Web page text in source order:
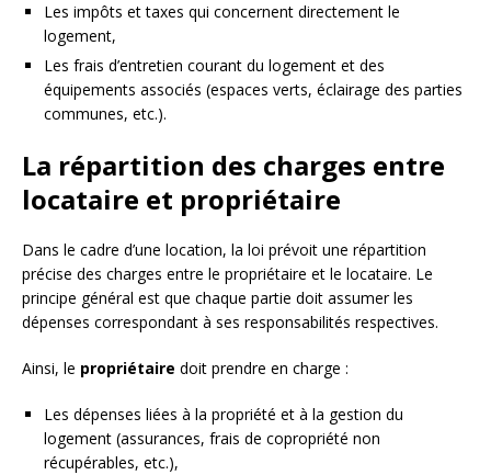
Les impôts et taxes qui concernent directement le
logement,
Les frais d’entretien courant du logement et des
équipements associés (espaces verts, éclairage des parties
communes, etc.).
La répartition des charges entre
locataire et propriétaire
Dans le cadre d’une location, la loi prévoit une répartition
précise des charges entre le propriétaire et le locataire. Le
principe général est que chaque partie doit assumer les
dépenses correspondant à ses responsabilités respectives.
Ainsi, le propriétaire doit prendre en charge :
Les dépenses liées à la propriété et à la gestion du
logement (assurances, frais de copropriété non
récupérables, etc.),